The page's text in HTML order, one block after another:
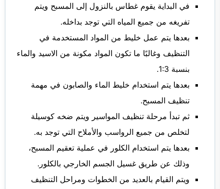
في البداية يقوم غطاس بالنزول إلى المسبح ويتم
تفريغه من جميع المياه التي توجد بداخله.
بعدها يتم عمل خليط من المواد المستخدمة في
التنظيف وغالبًا ما تكون المواد مكونة من الاسيد والماء
بنسبة 1:3.
بعدها يتم استخدام خليط الماء والصابون في مهمة
تنظيف المسبح.
ثم تبدأ مرحلة تنظيف المواسير ويتم ضخه كوسيلة
لتخلص من جميع الرواسب والأملاح التي توجد به.
بعدها يتم استخدام الكلور في عملية تعقيم المسبح،
وذلك عن طريق غسيل الجسم الخارجي بالكلور.
ويتم القيام بالعديد من الخطوات ومراحل التنظيف